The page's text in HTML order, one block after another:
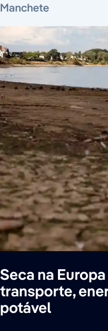
Manchete
Seca na
transporte,
potável